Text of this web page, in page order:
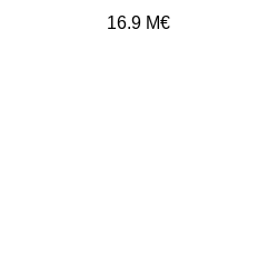
16.9 M€